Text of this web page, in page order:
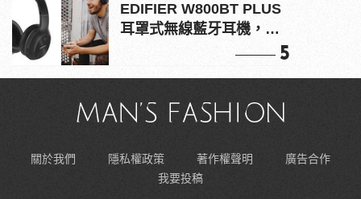
EDIFIER W800BT PLUS
耳罩式無線藍牙耳機，在
5
關於我們 隱私權政策 著作權聲明
廣告合作
我要投稿